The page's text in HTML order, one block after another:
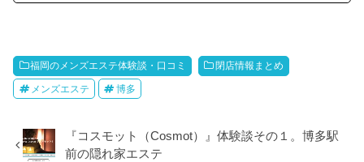
福岡のメンズエステ体験談・口コミ 閉店情報まとめ
メンズエステ 博多
『コスモット（Cosmot）』体験談その１。博多駅
前の隠れ家エステ